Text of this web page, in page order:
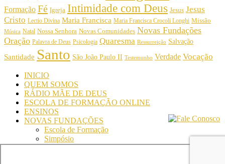
Formação Fé Igreja Intimidade com Deus Jesus Jesus
Cristo Lectio Divina Maria Francisca Maria Francisca Crocoli Longhi Missão
Música Natal Nossa Senhora Novas Comunidades Novas Fundações
Oração Palavra de Deus Psicologia Quaresma Ressurreição Salvação
Santidade Santo São João Paulo II Testemunho Verdade Vocação
INICIO
QUEM SOMOS
RÁDIO MÃE DE DEUS
ESCOLA DE FORMAÇÃO ONLINE
ENSINOS
NOVAS FUNDAÇÕES
Escola de Formação
Simpósio